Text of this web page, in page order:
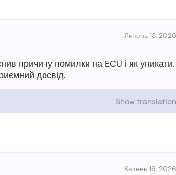
Липень 13, 2026
причину помилки на ECU і як уникати.
Show translation
Квітень 19, 2026